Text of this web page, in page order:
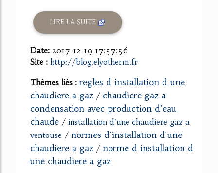
LIRE LA SUITE
Date: 2017-12-19 17:57:56
Site : http://blog.elyotherm.fr
Thèmes liés : regles d installation d une
chaudiere a gaz / chaudiere gaz a
condensation avec production d'eau
chaude / installation d'une chaudiere gaz a
ventouse / normes d'installation d'une
chaudiere a gaz / norme d installation d
une chaudiere a gaz